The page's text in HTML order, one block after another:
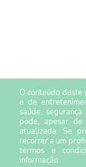
O conteúdo
e de
saúde,
pode, apesar de
atualizada. Se
recorrer a um
termos e
informação.